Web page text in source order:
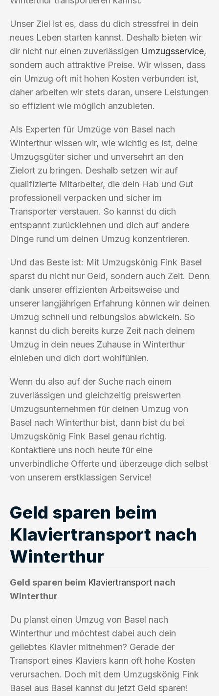
Unser Ziel ist es, dass du dich stressfrei in dein
neues Leben starten kannst. Deshalb bieten wir
dir nicht nur einen zuverlässigen Umzugsservice,
sondern auch attraktive Preise. Wir wissen, dass
ein Umzug oft mit hohen Kosten verbunden ist,
daher arbeiten wir stets daran, unsere Leistungen
so effizient wie möglich anzubieten.
Als Experten für Umzüge von Basel nach
Winterthur wissen wir, wie wichtig es ist, deine
Umzugsgüter sicher und unversehrt an den
Zielort zu bringen. Deshalb setzen wir auf
qualifizierte Mitarbeiter, die dein Hab und Gut
professionell verpacken und sicher im
Transporter verstauen. So kannst du dich
entspannt zurücklehnen und dich auf andere
Dinge rund um deinen Umzug konzentrieren.
Und das Beste ist: Mit Umzugskönig Fink Basel
sparst du nicht nur Geld, sondern auch Zeit. Denn
dank unserer effizienten Arbeitsweise und
unserer langjährigen Erfahrung können wir deinen
Umzug schnell und reibungslos abwickeln. So
kannst du dich bereits kurze Zeit nach deinem
Umzug in dein neues Zuhause in Winterthur
einleben und dich dort wohlfühlen.
Wenn du also auf der Suche nach einem
zuverlässigen und gleichzeitig preiswerten
Umzugsunternehmen für deinen Umzug von
Basel nach Winterthur bist, dann bist du bei
Umzugskönig Fink Basel genau richtig.
Kontaktiere uns noch heute für eine
unverbindliche Offerte und überzeuge dich selbst
von unserem erstklassigen Service!
Geld sparen beim
Klaviertransport nach
Winterthur
Geld sparen beim Klaviertransport nach
Winterthur
Du planst einen Umzug von Basel nach
Winterthur und möchtest dabei auch dein
geliebtes Klavier mitnehmen? Gerade der
Transport eines Klaviers kann oft hohe Kosten
verursachen. Doch mit dem Umzugskönig Fink
Basel aus Basel kannst du jetzt Geld sparen!